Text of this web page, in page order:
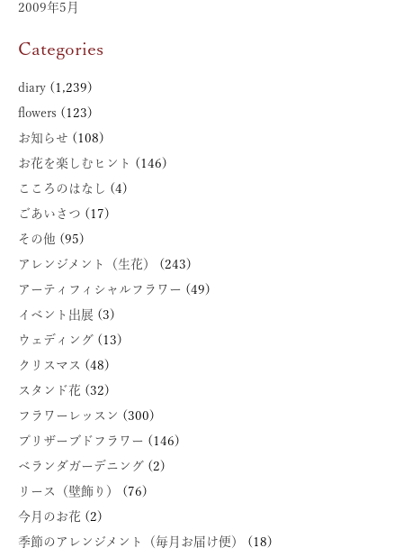
2009年5月
Categories
diary (1,239)
flowers (123)
お知らせ (108)
お花を楽しむヒント
(146)
こころのはなし (4)
ごあいさつ (17)
その他 (95)
アレンジメント（生花）
(243)
アーティフィシャルフラワー (49)
イベント出展 (3)
ウェディング (13)
クリスマス (48)
スタンド花 (32)
フラワーレッスン (300)
プリザーブドフラワー (146)
ベランダガーデニング (2)
リース（壁飾り）
(76)
今月のお花 (2)
季節のアレンジメント（毎月お届け便）
(18)